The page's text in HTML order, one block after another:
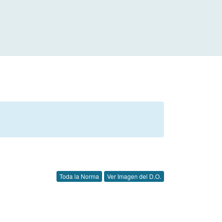
Toda la Norma Ver Imagen del D.O.